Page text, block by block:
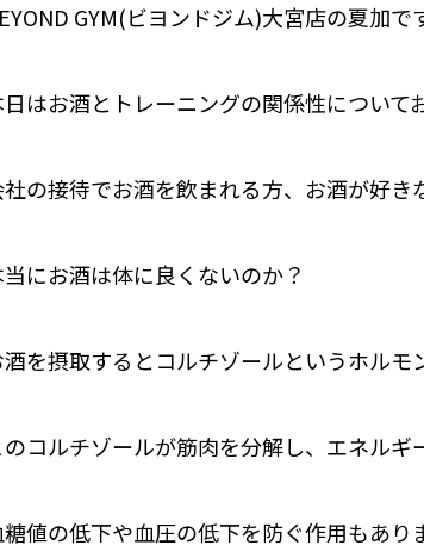
GYM(ビヨンドジム)大宮店の夏加で
はお酒とトレーニングの関係性について
の接待でお酒を飲まれる方、お酒が好き
にお酒は体に良くないのか？
酒を摂取するとコルチゾールというホルモ
のコルチゾールが筋肉を分解し、エネルギ
糖値の低下や血圧の低下を防ぐ作用もあ